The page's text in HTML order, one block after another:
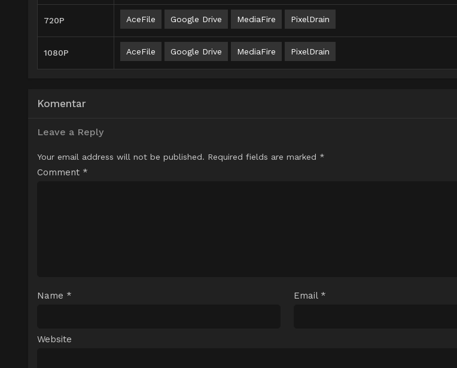
720P AceFile Google Drive MediaFire PixelDrain
1080P AceFile Google Drive MediaFire PixelDrain
Komentar
Leave a Reply
Your email address will not be published. Required fields are marked *
Comment *
Name * Email *
Website